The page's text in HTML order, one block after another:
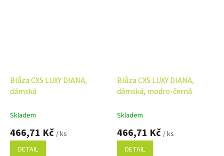
Blůza CXS LUXY DIANA,
dámská
Skladem
466,71 Kč / ks
DETAIL
Blůza CXS LUXY DIANA,
dámská, modro-černá
Skladem
466,71 Kč / ks
DETAIL